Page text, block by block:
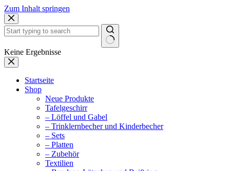
Zum Inhalt springen
Keine Ergebnisse
Startseite
Shop
Neue Produkte
Tafelgeschirr
– Löffel und Gabel
– Trinklernbecher und Kinderbecher
– Sets
– Platten
– Zubehör
Textilien